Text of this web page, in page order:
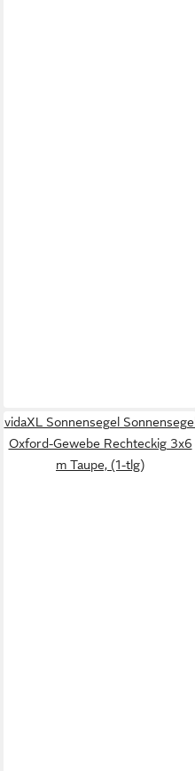
vidaXL Sonnensegel Sonnensegel
Oxford-Gewebe Rechteckig 3x6
m Taupe, (1-tlg)